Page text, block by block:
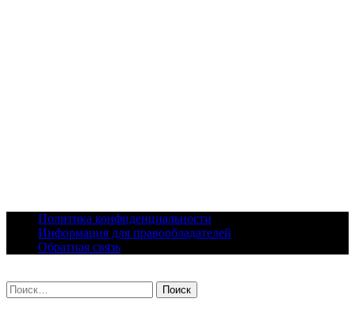
content
Политика конфиденциальности
Информация для правообладателей
Обратная связь
Найти: